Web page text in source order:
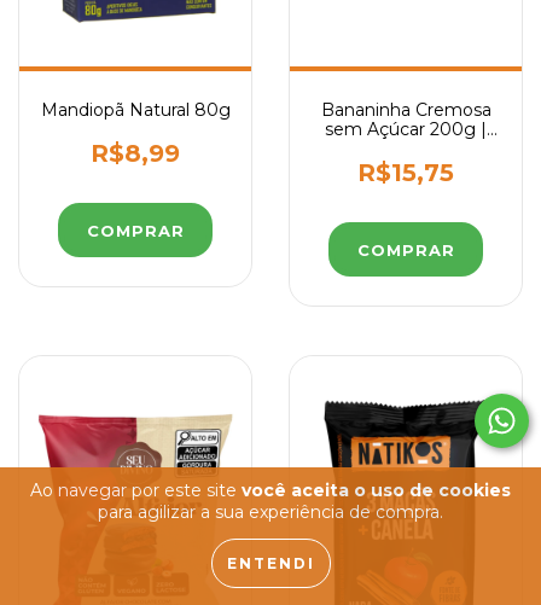
Ao navegar por este site você aceita o uso de cookies
para agilizar a sua experiência de compra.
ENTENDI
Mandiopã Natural 80g
R$8,99
Bananinha Cremosa
sem Açúcar 200g |
R$15,75